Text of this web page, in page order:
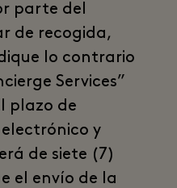
parte del
de recogida,
lo contrario
Services”
plazo de
y
de siete (7)
el envío de la